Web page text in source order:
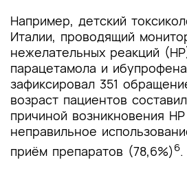
Например, детский
Италии, проводящий
нежелательных реакций
парацетамола и
зафиксировал 351
возраст пациентов
причиной возникновения
неправильное
приём препаратов (78,6%)6.